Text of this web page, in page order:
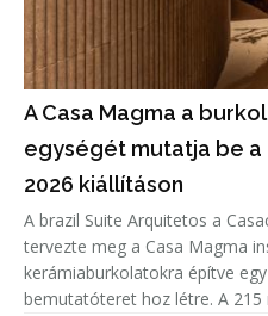
A Casa Magma a
egységét mutatja be a
2026 kiállításon
A brazil Suite Arquitetos a
tervezte meg a Casa Magma
kerámiaburkolatokra építve
bemutatóteret hoz létre. A 215